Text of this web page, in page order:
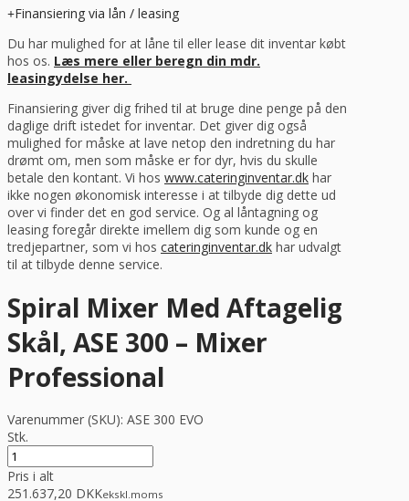
Finansiering via lån / leasing
Du har mulighed for at låne til eller lease dit inventar købt
hos os. Læs mere eller beregn din mdr.
leasingydelse her.
Finansiering giver dig frihed til at bruge dine penge på den
daglige drift istedet for inventar. Det giver dig også
mulighed for måske at lave netop den indretning du har
drømt om, men som måske er for dyr, hvis du skulle
betale den kontant. Vi hos www.cateringinventar.dk har
ikke nogen økonomisk interesse i at tilbyde dig dette ud
over vi finder det en god service. Og al låntagning og
leasing foregår direkte imellem dig som kunde og en
tredjepartner, som vi hos cateringinventar.dk har udvalgt
til at tilbyde denne service.
Spiral Mixer Med Aftagelig
Skål, ASE 300 – Mixer
Professional
Varenummer (SKU): ASE 300 EVO
Stk.
Pris i alt
251.637,20 DKKekskl.moms